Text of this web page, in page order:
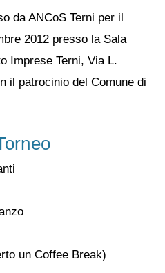
da ANCoS Terni per il
2012 presso la Sala
Imprese Terni, Via L.
il patrocinio del Comune di
un Coffee Break)